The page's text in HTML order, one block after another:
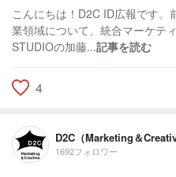
こんにちは！D2C ID広報です
業領域について、統合マーケテ
STUDIOの加藤...記事を読む
4
D2C（Marketing＆
1692フォロワー